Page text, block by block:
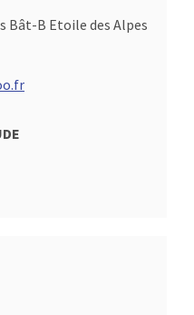
Bât-B Etoile des Alpes